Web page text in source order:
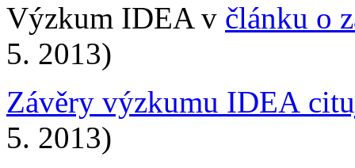
Výzkum IDEA v článku o
5. 2013)
Závěry výzkumu IDEA
5. 2013)